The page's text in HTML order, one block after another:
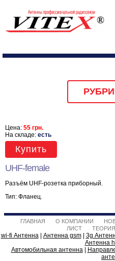
Цена: 55 грн.
На складе: есть
Купить
UHF-female
Разъём UHF-розетка приборный.
Тип: Фланец.
ГЛАВНАЯ О КОМПАНИИ
ЛИСТ
ТЕОРИЯ
wi-fi Антенна| Антенна gsm| 3g
Антенна
Автомобильная антенна|